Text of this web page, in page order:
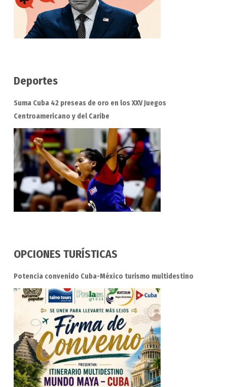
Deportes
Suma Cuba 42 preseas de oro en los XXV Juegos
Centroamericano y del Caribe
OPCIONES TURÍSTICAS
Potencia convenido Cuba-México turismo multidestino